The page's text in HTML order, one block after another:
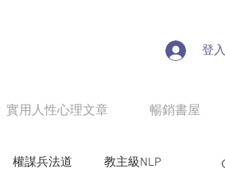
登入
實用人性心理文章 暢銷書屋
權謀兵法道 教主級NLP